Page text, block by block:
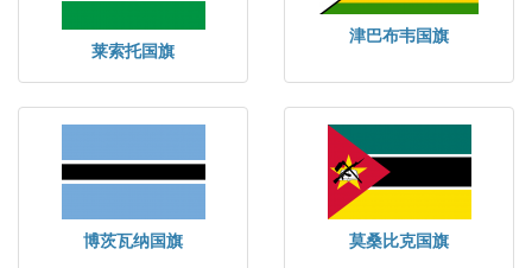
莱索托国旗
津巴布韦国旗
博茨瓦纳国旗 莫桑比克国旗